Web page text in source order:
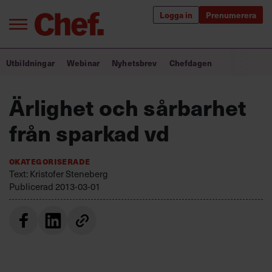
Logga in Prenumerera
Annonsera
Bra ledare förändrar världen
Utbildning för ledare
Chefakademin+
Populära utbildningar
Utbildningar Webinar Nyhetsbrev Chefdagen
Ärlighet och sårbarhet
från sparkad vd
Okategoriserade
Text: Kristofer Steneberg
Publicerad 2013-03-01